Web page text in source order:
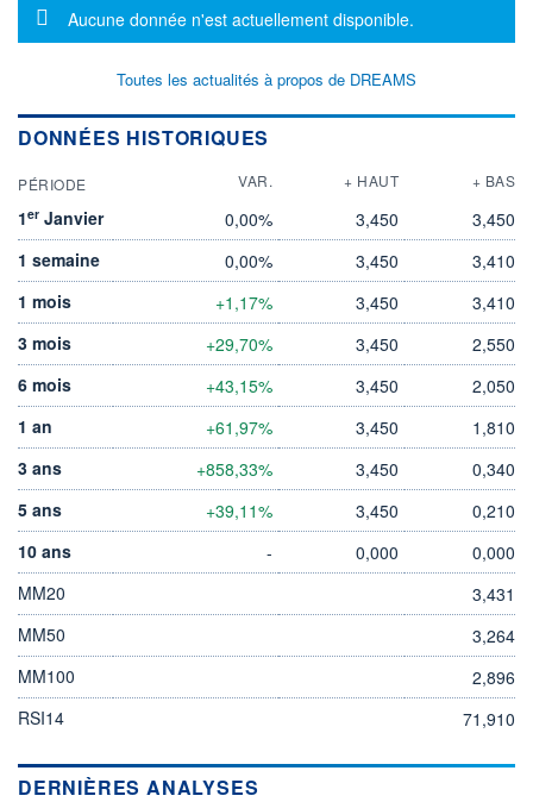
Message d'information
Aucune donnée n'est actuellement disponible.
Toutes les actualités à propos de DREAMS
DONNÉES HISTORIQUES
PÉRIODE VAR. + HAUT + BAS
1er Janvier 0,00% 3,450
3,450
1 semaine
0,00% 3,450
3,410
1 mois
+1,17% 3,450
3,410
3 mois
+29,70% 3,450
2,550
6 mois
+43,15% 3,450
2,050
1 an
+61,97% 3,450
1,810
3 ans
+858,33% 3,450
0,340
5 ans
+39,11% 3,450
0,210
10 ans
- 0,000
0,000
MM20
3,431
MM50
3,264
MM100
2,896
RSI14
71,910
DERNIÈRES ANALYSES